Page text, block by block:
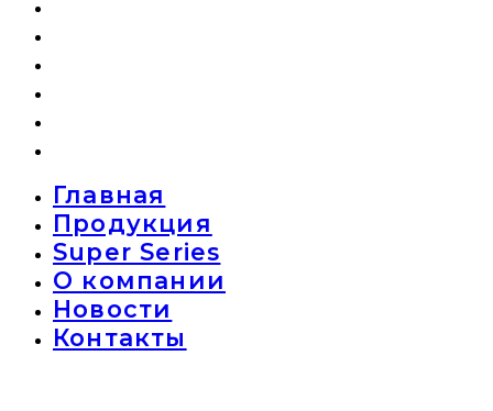
Главная
Продукция
Super Series
О компании
Новости
Контакты